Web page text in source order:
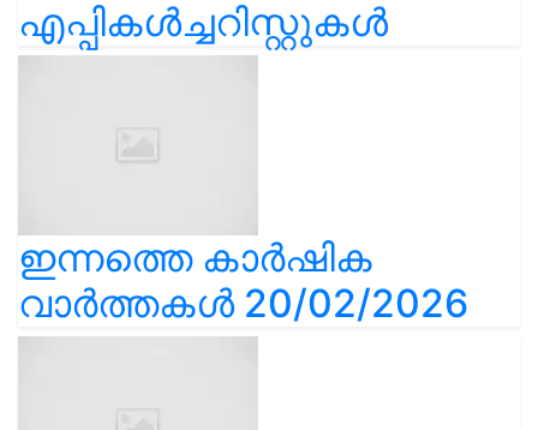
എപ്പികൾച്ചറിസ്റ്റുകൾ
ഇന്നത്തെ കാർഷിക
വാർത്തകൾ 20/02/2026